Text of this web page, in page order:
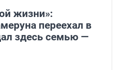
жизни»:
переехал в
здесь семью —